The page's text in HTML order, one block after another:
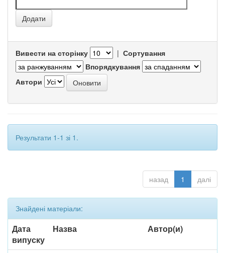
Вивести на сторінку | Сортування
Впорядкування
Автори
Результати 1-1 зі 1.
назад 1 далі
Знайдені матеріали:
Дата
випуску
Назва Автор(и)